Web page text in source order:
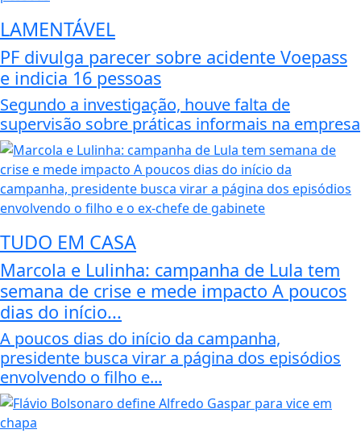
LAMENTÁVEL
PF divulga parecer sobre acidente Voepass
e indicia 16 pessoas
Segundo a investigação, houve falta de
supervisão sobre práticas informais na empresa
TUDO EM CASA
Marcola e Lulinha: campanha de Lula tem
semana de crise e mede impacto A poucos
dias do início...
A poucos dias do início da campanha,
presidente busca virar a página dos episódios
envolvendo o filho e...